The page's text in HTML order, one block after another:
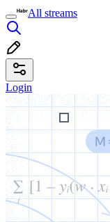
All streams
Login